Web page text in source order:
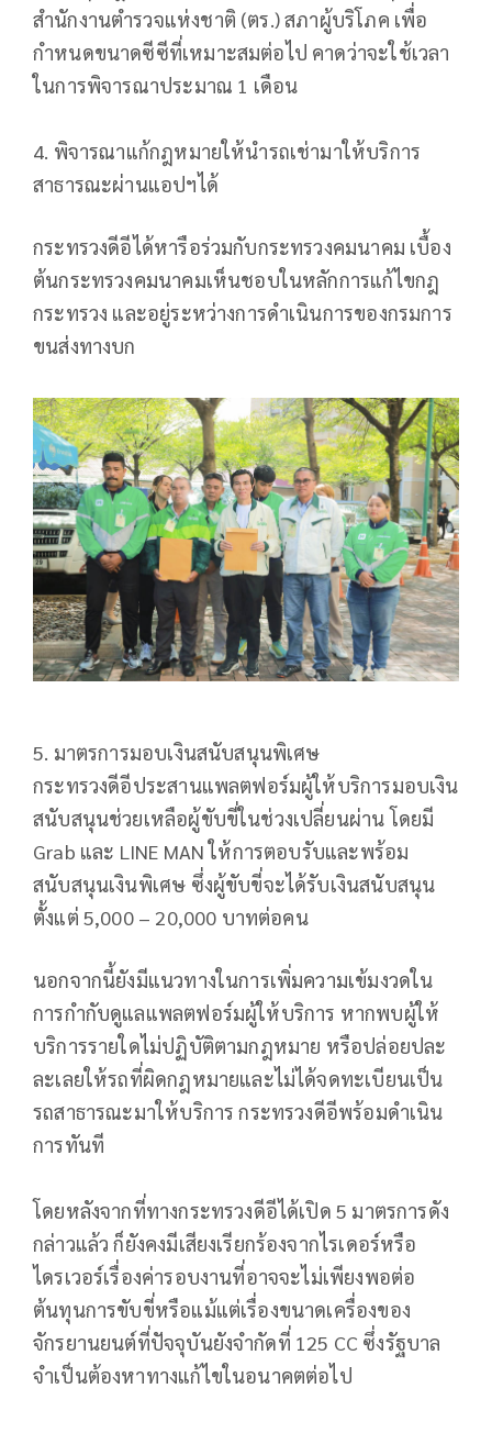
สำนักงานตำรวจแห่งชาติ (ตร.) สภาผู้บริโภค เพื่อ
กำหนดขนาดซีซีที่เหมาะสมต่อไป คาดว่าจะใช้เวลา
ในการพิจารณาประมาณ 1 เดือน
4. พิจารณาแก้กฎหมายให้นำรถเช่ามาให้บริการ
สาธารณะผ่านแอปฯได้
กระทรวงดีอีได้หารือร่วมกับกระทรวงคมนาคม เบื้อง
ต้นกระทรวงคมนาคมเห็นชอบในหลักการแก้ไขกฎ
กระทรวง และอยู่ระหว่างการดำเนินการของกรมการ
ขนส่งทางบก
5. มาตรการมอบเงินสนับสนุนพิเศษ
กระทรวงดีอีประสานแพลตฟอร์มผู้ให้บริการมอบเงิน
สนับสนุนช่วยเหลือผู้ขับขี่ในช่วงเปลี่ยนผ่าน โดยมี
Grab และ LINE MAN ให้การตอบรับและพร้อม
สนับสนุนเงินพิเศษ ซึ่งผู้ขับขี่จะได้รับเงินสนับสนุน
ตั้งแต่ 5,000 – 20,000 บาทต่อคน
นอกจากนี้ยังมีแนวทางในการเพิ่มความเข้มงวดใน
การกำกับดูแลแพลตฟอร์มผู้ให้บริการ หากพบผู้ให้
บริการรายใดไม่ปฏิบัติตามกฎหมาย หรือปล่อยปละ
ละเลยให้รถที่ผิดกฎหมายและไม่ได้จดทะเบียนเป็น
รถสาธารณะมาให้บริการ กระทรวงดีอีพร้อมดำเนิน
การทันที
โดยหลังจากที่ทางกระทรวงดีอีได้เปิด 5 มาตรการดัง
กล่าวแล้ว ก็ยังคงมีเสียงเรียกร้องจากไรเดอร์หรือ
ไดรเวอร์เรื่องค่ารอบงานที่อาจจะไม่เพียงพอต่อ
ต้นทุนการขับขี่หรือแม้แต่เรื่องขนาดเครื่องของ
จักรยานยนต์ที่ปัจจุบันยังจำกัดที่ 125 CC ซึ่งรัฐบาล
จำเป็นต้องหาทางแก้ไขในอนาคตต่อไป